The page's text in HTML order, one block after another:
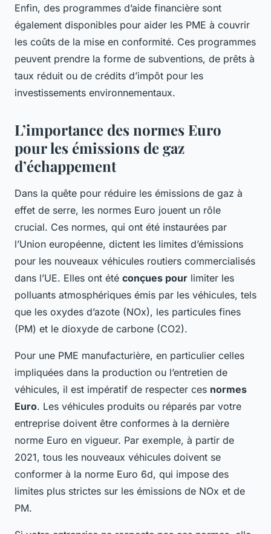
Enfin, des programmes d’aide financière sont
également disponibles pour aider les PME à couvrir
les coûts de la mise en conformité. Ces programmes
peuvent prendre la forme de subventions, de prêts à
taux réduit ou de crédits d’impôt pour les
investissements environnementaux.
L’importance des normes Euro
pour les émissions de gaz
d’échappement
Dans la quête pour réduire les émissions de gaz à
effet de serre, les normes Euro jouent un rôle
crucial. Ces normes, qui ont été instaurées par
l’Union européenne, dictent les limites d’émissions
pour les nouveaux véhicules routiers commercialisés
dans l’UE. Elles ont été conçues pour limiter les
polluants atmosphériques émis par les véhicules, tels
que les oxydes d’azote (NOx), les particules fines
(PM) et le dioxyde de carbone (CO2).
Pour une PME manufacturière, en particulier celles
impliquées dans la production ou l’entretien de
véhicules, il est impératif de respecter ces normes
Euro. Les véhicules produits ou réparés par votre
entreprise doivent être conformes à la dernière
norme Euro en vigueur. Par exemple, à partir de
2021, tous les nouveaux véhicules doivent se
conformer à la norme Euro 6d, qui impose des
limites plus strictes sur les émissions de NOx et de
PM.